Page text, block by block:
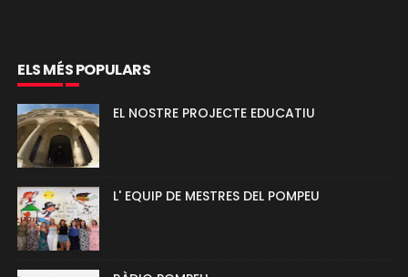
ELS MÉS POPULARS
EL NOSTRE PROJECTE EDUCATIU
L' EQUIP DE MESTRES DEL POMPEU